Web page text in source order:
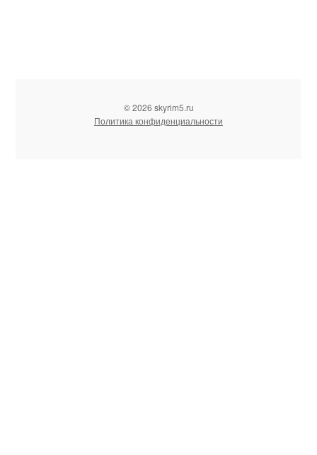
© 2026 skyrim5.ru
Политика конфиденциальности